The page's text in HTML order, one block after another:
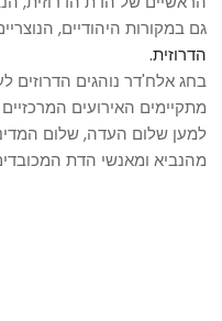
גם במקורות היהודיים,
הדרוזית.
בחג אלח'דר נוהגים הדרוזים
מתקיימים האירועים
למען שלום העדה, שלום
מהנביא ומאנשי הדת